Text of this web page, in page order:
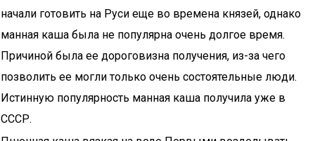
начали готовить на Руси еще во времена князей, однако
манная каша была не популярна очень долгое время.
Причиной была ее дороговизна получения, из-за чего
позволить ее могли только очень состоятельные люди.
Истинную популярность манная каша получила уже в
СССР.